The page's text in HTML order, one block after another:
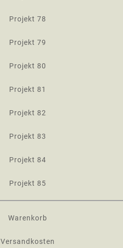
Projekt 78
Projekt 79
Projekt 80
Projekt 81
Projekt 82
Projekt 83
Projekt 84
Projekt 85
Warenkorb
Versandkosten